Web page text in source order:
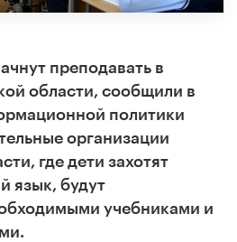
преподавать в
области, сообщили в
политики
организации
где дети захотят
язык, будут
учебниками и